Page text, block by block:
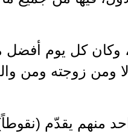
وكان كل يوم
ومن زوجته ومن
منهم يقدّم